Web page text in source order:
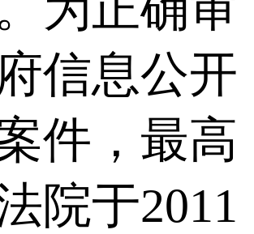
信息公开
件，最高
院于2011